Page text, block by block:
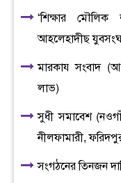
‘শিক্ষার মৌলিক
আহলেহাদীছ
মারকায সংবাদ
লাভ)
সুধী সমাবেশ
নীলফামারী,
সংগঠনের তিনজন